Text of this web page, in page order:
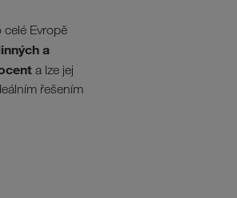
Evropě
a
a lze jej
řešením